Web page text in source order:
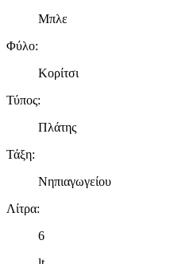
Μπλε
Φύλο:
Κορίτσι
Τύπος:
Πλάτης
Τάξη:
Νηπιαγωγείου
Λίτρα:
6